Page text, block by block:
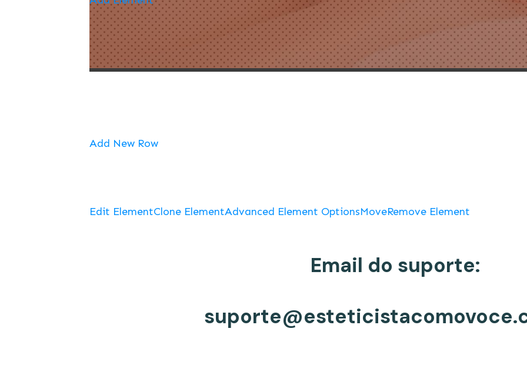
Add New Row
Edit ElementClone ElementAdvanced Element OptionsMoveRemove Element
Email do suporte: